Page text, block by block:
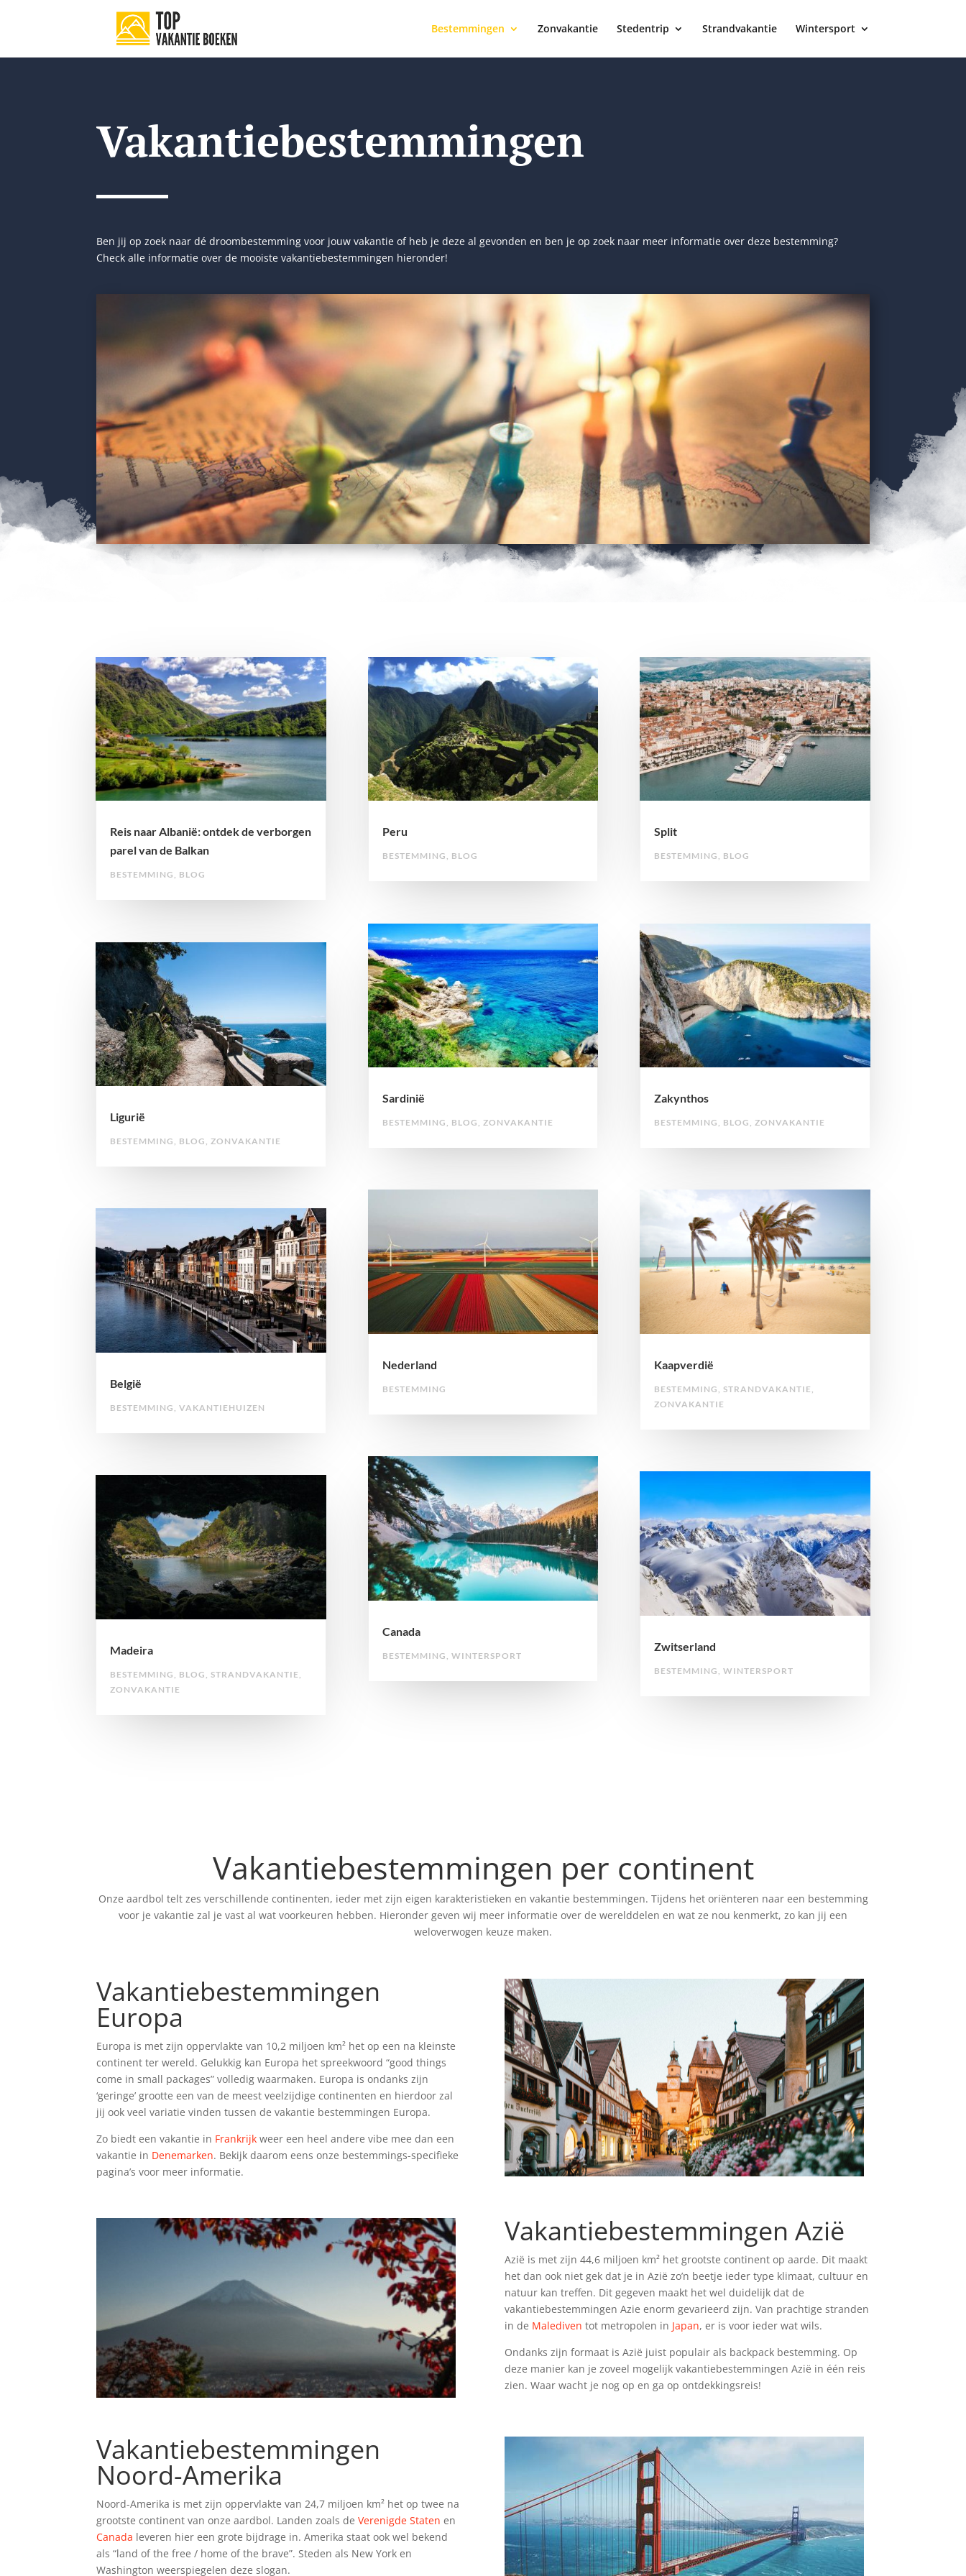
Bestemmingen Zonvakantie Stedentrip Strandvakantie Wintersport
Vakantiebestemmingen
Ben jij op zoek naar dé droombestemming voor jouw vakantie of heb je deze al gevonden en ben je op zoek naar meer informatie over deze bestemming?
Check alle informatie over de mooiste vakantiebestemmingen hieronder!
Reis naar Albanië: ontdek de verborgen
parel van de Balkan
BESTEMMING , BLOG
Ligurië
BESTEMMING , BLOG ,ZONVAKANTIE
België
BESTEMMING ,VAKANTIEHUIZEN
Madeira
BESTEMMING BLOG ,STRANDVAKANTIE
ZONVAKANTIE
Peru
BESTEMMING , BLOG
Sardinië
BESTEMMING , BLOG , ZONVAKANTIE
Nederland
BESTEMMING
Canada
BESTEMMING WINTERSPORT
Split
BESTEMMING , BLOG
Zakynthos
BESTEMMING , BLOG , ZONVAKANTIE
Kaapverdië
BESTEMMING STRANDVAKANTIE
ZONVAKANTIE
Zwitserland
BESTEMMING WINTERSPORT
Vakantiebestemmingen per continent
Onze aardbol telt zes verschillende continenten, ieder met zijn eigen karakteristieken en vakantie bestemmingen. Tijdens het oriënteren naar een bestemming
voor je vakantie zal je vast al wat voorkeuren hebben. Hieronder geven wij meer informatie over de werelddelen en wat ze nou kenmerkt, zo kan jij een
weloverwogen keuze maken.
Vakantiebestemmingen
Europa
Europa is met zijn oppervlakte van 10,2 miljoen km² het op een na kleinste
continent ter wereld. Gelukkig kan Europa het spreekwoord “good things
come in small packages” volledig waarmaken. Europa is ondanks zijn
‘geringe’ grootte een van de meest veelzijdige continenten en hierdoor zal
jij ook veel variatie vinden tussen de vakantie bestemmingen Europa.
Zo biedt een vakantie in Frankrijk weer een heel andere vibe mee dan een
vakantie in Denemarken. Bekijk daarom eens onze bestemmings-specifieke
pagina’s voor meer informatie.
Vakantiebestemmingen Azië
Azië is met zijn 44,6 miljoen km² het grootste continent op aarde. Dit maakt
het dan ook niet gek dat je in Azië zo’n beetje ieder type klimaat, cultuur en
natuur kan treffen. Dit gegeven maakt het wel duidelijk dat de
vakantiebestemmingen Azie enorm gevarieerd zijn. Van prachtige stranden
in de Malediven tot metropolen in Japan, er is voor ieder wat wils.
Ondanks zijn formaat is Azië juist populair als backpack bestemming. Op
deze manier kan je zoveel mogelijk vakantiebestemmingen Azië in één reis
zien. Waar wacht je nog op en ga op ontdekkingsreis!
Vakantiebestemmingen
Noord-Amerika
Noord-Amerika is met zijn oppervlakte van 24,7 miljoen km² het op twee na
grootste continent van onze aardbol. Landen zoals deVerenigde Staten en
Canada leveren hier een grote bijdrage in. Amerika staat ook wel bekend
als “land of the free / home of the brave”. Steden als New York en
Washington weerspiegelen deze slogan.